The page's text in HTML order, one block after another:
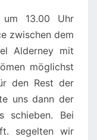
13.00 Uhr
zwischen dem
Alderney mit
möglichst
den Rest der
uns dann der
schieben. Bei
segelten wir